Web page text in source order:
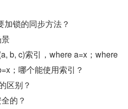
加锁的同步方法？
b, c)索引，where a=x；where
；哪个能使用索引？
区别？
的？